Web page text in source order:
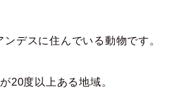
デスに住んでいる動物です。
20度以上ある地域。